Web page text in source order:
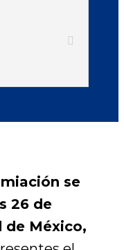
se
26 de
de México,